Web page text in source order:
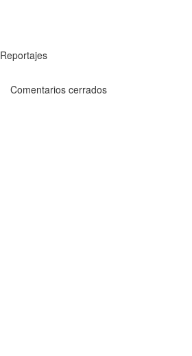
Reportajes
Comentarios cerrados